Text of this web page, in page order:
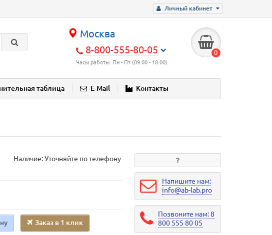
Личный кабинет
Москва
8-800-555-80-05
Часы работы: Пн - Пт (09:00 - 18:00)
0
таблица E-Mail Контакты
Наличие: Уточняйте по телефону
Заказ в 1 клик
Напишите нам:
info@ab-lab.pro
Позвоните нам: 8
800 555 80 05